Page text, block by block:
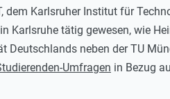
dem Karlsruher Institut für
Karlsruhe tätig gewesen, wie
Deutschlands neben der TU
Umfragen in Bezug